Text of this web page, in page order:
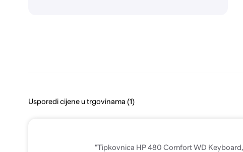
Usporedi cijene u trgovinama (1)
"Tipkovnica HP 480 Comfort WD